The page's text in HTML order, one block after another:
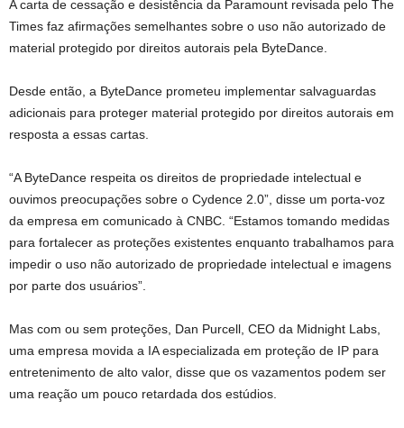
A carta de cessação e desistência da Paramount revisada pelo The
Times faz afirmações semelhantes sobre o uso não autorizado de
material protegido por direitos autorais pela ByteDance.
Desde então, a ByteDance prometeu implementar salvaguardas
adicionais para proteger material protegido por direitos autorais em
resposta a essas cartas.
“A ByteDance respeita os direitos de propriedade intelectual e
ouvimos preocupações sobre o Cydence 2.0”, disse um porta-voz
da empresa em comunicado à CNBC. “Estamos tomando medidas
para fortalecer as proteções existentes enquanto trabalhamos para
impedir o uso não autorizado de propriedade intelectual e imagens
por parte dos usuários”.
Mas com ou sem proteções, Dan Purcell, CEO da Midnight Labs,
uma empresa movida a IA especializada em proteção de IP para
entretenimento de alto valor, disse que os vazamentos podem ser
uma reação um pouco retardada dos estúdios.